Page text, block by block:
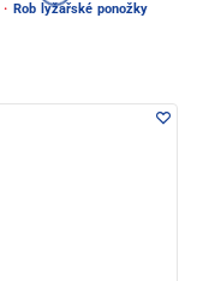
· Rob lyžařské ponožky